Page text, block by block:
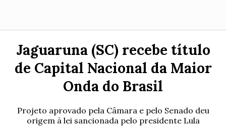
Jaguaruna (SC) recebe título
de Capital Nacional da Maior
Onda do Brasil
Projeto aprovado pela Câmara e pelo Senado deu
origem à lei sancionada pelo presidente Lula